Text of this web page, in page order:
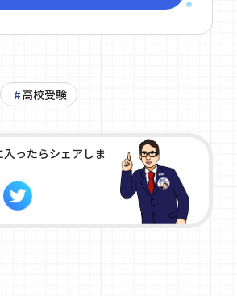
高校受験
ったらシェアしま